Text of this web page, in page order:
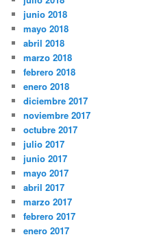
junio 2018
mayo 2018
abril 2018
marzo 2018
febrero 2018
enero 2018
diciembre 2017
noviembre 2017
octubre 2017
julio 2017
junio 2017
mayo 2017
abril 2017
marzo 2017
febrero 2017
enero 2017